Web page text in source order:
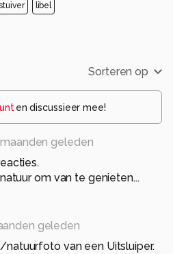
libel
Sorteren op
en discussieer mee!
geleden
om van te genieten...
geleden
natuurfoto van een Uitsluiper.